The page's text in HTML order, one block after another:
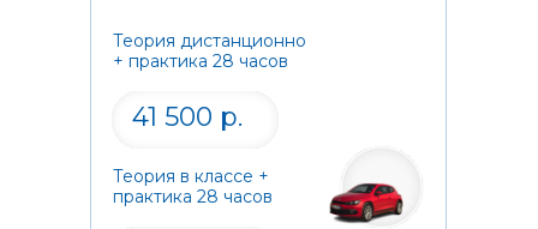
41 500 р.
Теория в классе +
практика 28 часов
Теория дистанционно
+ практика 28 часов